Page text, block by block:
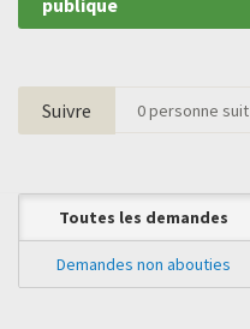
Suivre 0personne suit
Toutes les demandes
Demandes non abouties